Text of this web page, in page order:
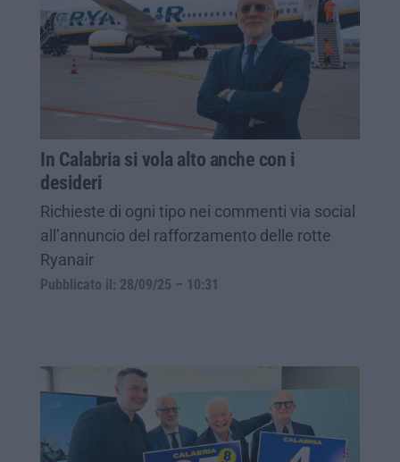
In Calabria si vola alto anche con i
desideri
Richieste di ogni tipo nei commenti via social
all’annuncio del rafforzamento delle rotte
Ryanair
Pubblicato il: 28/09/25 – 10:31